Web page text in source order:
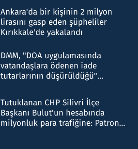
Ankara'da bir kişinin 2 milyon
lirasını gasp eden şüpheliler
Kırıkkale'de yakalandı
DMM, "DOA uygulamasında
vatandaşlara ödenen iade
tutarlarının düşürüldüğü"
Tutuklanan CHP Silivri İlçe
Başkanı Bulut'un hesabında
milyonluk para trafiğine: Patron